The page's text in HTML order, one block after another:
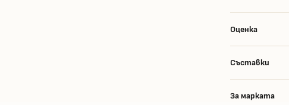
Оценка
Съставки
За марката